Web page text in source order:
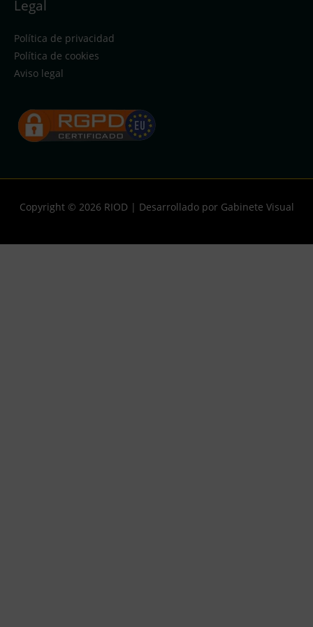
Legal
Política de privacidad
Política de cookies
Aviso legal
Copyright © 2026 RIOD| Desarrollado por Gabinete Visual